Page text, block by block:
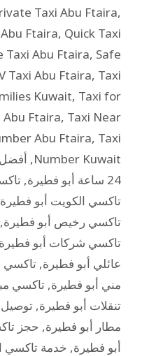
Taxi Abu Ftaira,
Ftaira, Quick Taxi
Taxi Abu Ftaira, Safe
Taxi Abu Ftaira, Taxi
Kuwait, Taxi for
Abu Ftaira, Taxi Near
Abu Ftaira, Taxi
Number Kuwait
,
24 ساعة أبو فطيرة
,
تاكسي الكويت أبو فطيرة
تاكسي رخيص أبو فطيرة,
تاكسي شركات أبو فطيرة
عائلي أبو فطيرة, تاكسي
مني أبو فطيرة, تاكسي
تنقلات أبو فطيرة,
مطار أبو فطيرة, حجز
أبو فطيرة, خدمة تاكسي